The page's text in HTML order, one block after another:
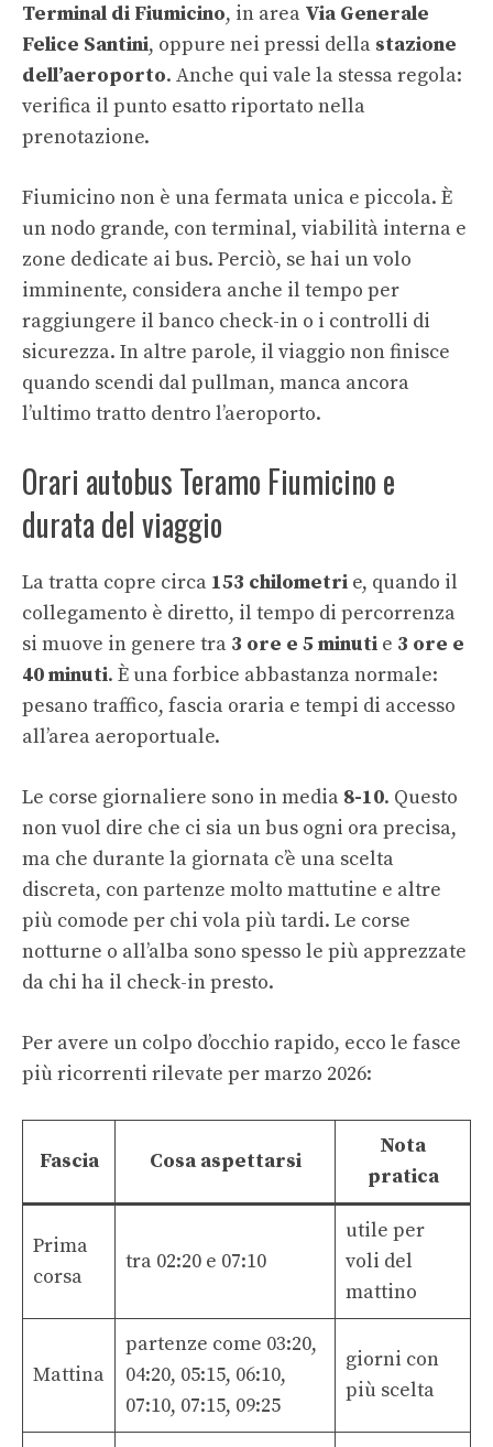
Terminal di Fiumicino, in area Via Generale
Felice Santini, oppure nei pressi della stazione
dell’aeroporto. Anche qui vale la stessa regola:
verifica il punto esatto riportato nella
prenotazione.
Fiumicino non è una fermata unica e piccola. È
un nodo grande, con terminal, viabilità interna e
zone dedicate ai bus. Perciò, se hai un volo
imminente, considera anche il tempo per
raggiungere il banco check-in o i controlli di
sicurezza. In altre parole, il viaggio non finisce
quando scendi dal pullman, manca ancora
l’ultimo tratto dentro l’aeroporto.
Orari autobus Teramo Fiumicino e
durata del viaggio
La tratta copre circa 153 chilometri e, quando il
collegamento è diretto, il tempo di percorrenza
si muove in genere tra 3 ore e 5 minuti e 3 ore e
40 minuti. È una forbice abbastanza normale:
pesano traffico, fascia oraria e tempi di accesso
all’area aeroportuale.
Le corse giornaliere sono in media 8-10. Questo
non vuol dire che ci sia un bus ogni ora precisa,
ma che durante la giornata c’è una scelta
discreta, con partenze molto mattutine e altre
più comode per chi vola più tardi. Le corse
notturne o all’alba sono spesso le più apprezzate
da chi ha il check-in presto.
Per avere un colpo d’occhio rapido, ecco le fasce
più ricorrenti rilevate per marzo 2026:
Fascia Cosa aspettarsi
Nota
pratica
Prima
corsa
tra 02:20 e 07:10
utile per
voli del
mattino
Mattina
partenze come 03:20,
04:20, 05:15, 06:10,
07:10, 07:15, 09:25
giorni con
più scelta